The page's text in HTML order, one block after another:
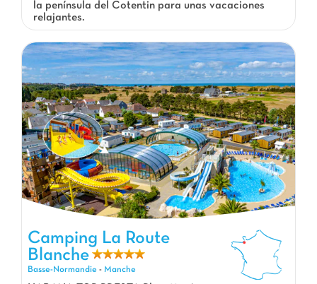
la península del Cotentin para unas vacaciones
relajantes.
Camping La Route Blanche, Camping Basse-Normandie
Camping La Route
Blanche
Basse-Normandie - Manche